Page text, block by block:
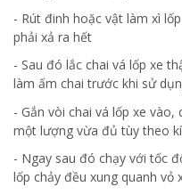
- Rút đinh hoặc vật làm xì
phải xả ra hết
- Sau đó lắc chai vá lốp xe
làm ấm chai trước khi sử
- Gắn vòi chai vá lốp xe
một lượng vừa đủ tùy theo
- Ngay sau đó chạy với tốc
lốp chảy đều xung quanh vỏ